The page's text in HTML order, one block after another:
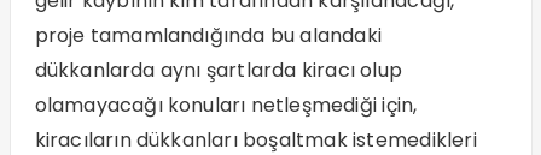
proje tamamlandığında bu alandaki
dükkanlarda aynı şartlarda kiracı olup
olamayacağı konuları netleşmediği için,
kiracıların dükkanları boşaltmak istemedikleri